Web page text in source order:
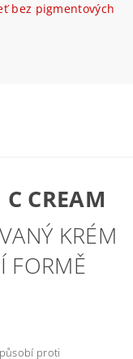
bez pigmentových
CREAM
KRÉM
FORMĚ
proti